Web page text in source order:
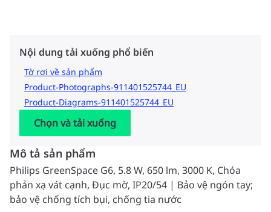
Nội dung tải xuống phổ biến
Tờ rơi về sản phẩm
Product-Photographs-911401525744_EU
Product-Diagrams-911401525744_EU
Chọn và tải xuống
Mô tả sản phẩm
Philips GreenSpace G6, 5.8 W, 650 lm, 3000 K, Chóa
phản xạ vát cạnh, Đục mờ, IP20/54 | Bảo vệ ngón tay;
bảo vệ chống tích bụi, chống tia nước